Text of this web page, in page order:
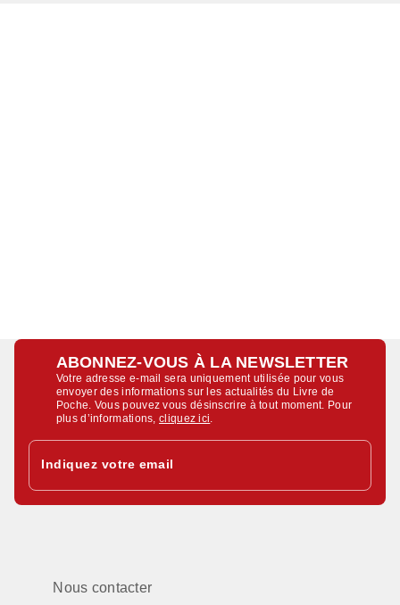
ABONNEZ-VOUS À LA NEWSLETTER
Votre adresse e-mail sera uniquement utilisée pour vous
envoyer des informations sur les actualités du Livre de
Poche. Vous pouvez vous désinscrire à tout moment. Pour
plus d’informations,cliquez ici
Indiquez votre email
Nous contacter